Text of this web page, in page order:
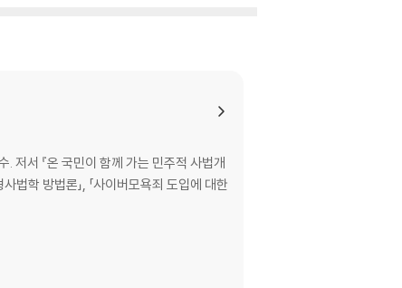
저서 『온 국민이 함께 가는 민주적 사법개
법학 방법론」, 「사이버모욕죄 도입에 대한